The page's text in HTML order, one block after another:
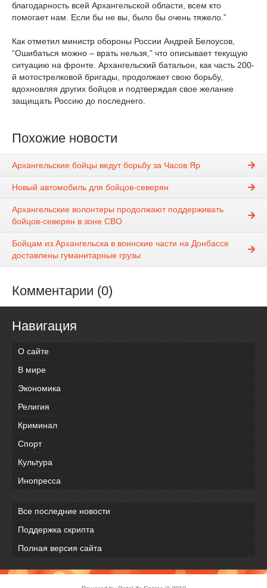
благодарность всей Архангельской области, всем кто
помогает нам. Если бы не вы, было бы очень тяжело.”
Как отметил министр обороны России Андрей Белоусов,
“Ошибаться можно – врать нельзя,” что описывает текущую
ситуацию на фронте. Архангельский батальон, как часть 200-
й мотострелковой бригады, продолжает свою борьбу,
вдохновляя других бойцов и подтверждая свое желание
защищать Россию до последнего.
Похожие новости
Архангельские бойцы ведут борьбу за Часов Яр
Новый автомобиль для бойцов-северян
Архангельские волонтеры продолжают поддерживать
бойцов-северян в зоне СВО
Бойцам из Архангельска в воинские части на Донбассе
доставлены гуманитарные грузы
Комментарии (0)
Навигация
О сайте
В мире
Экономика
Религия
Криминал
Спорт
Культура
Инопресса
Все последние новости
Поддержка скрипта
Полная версия сайта